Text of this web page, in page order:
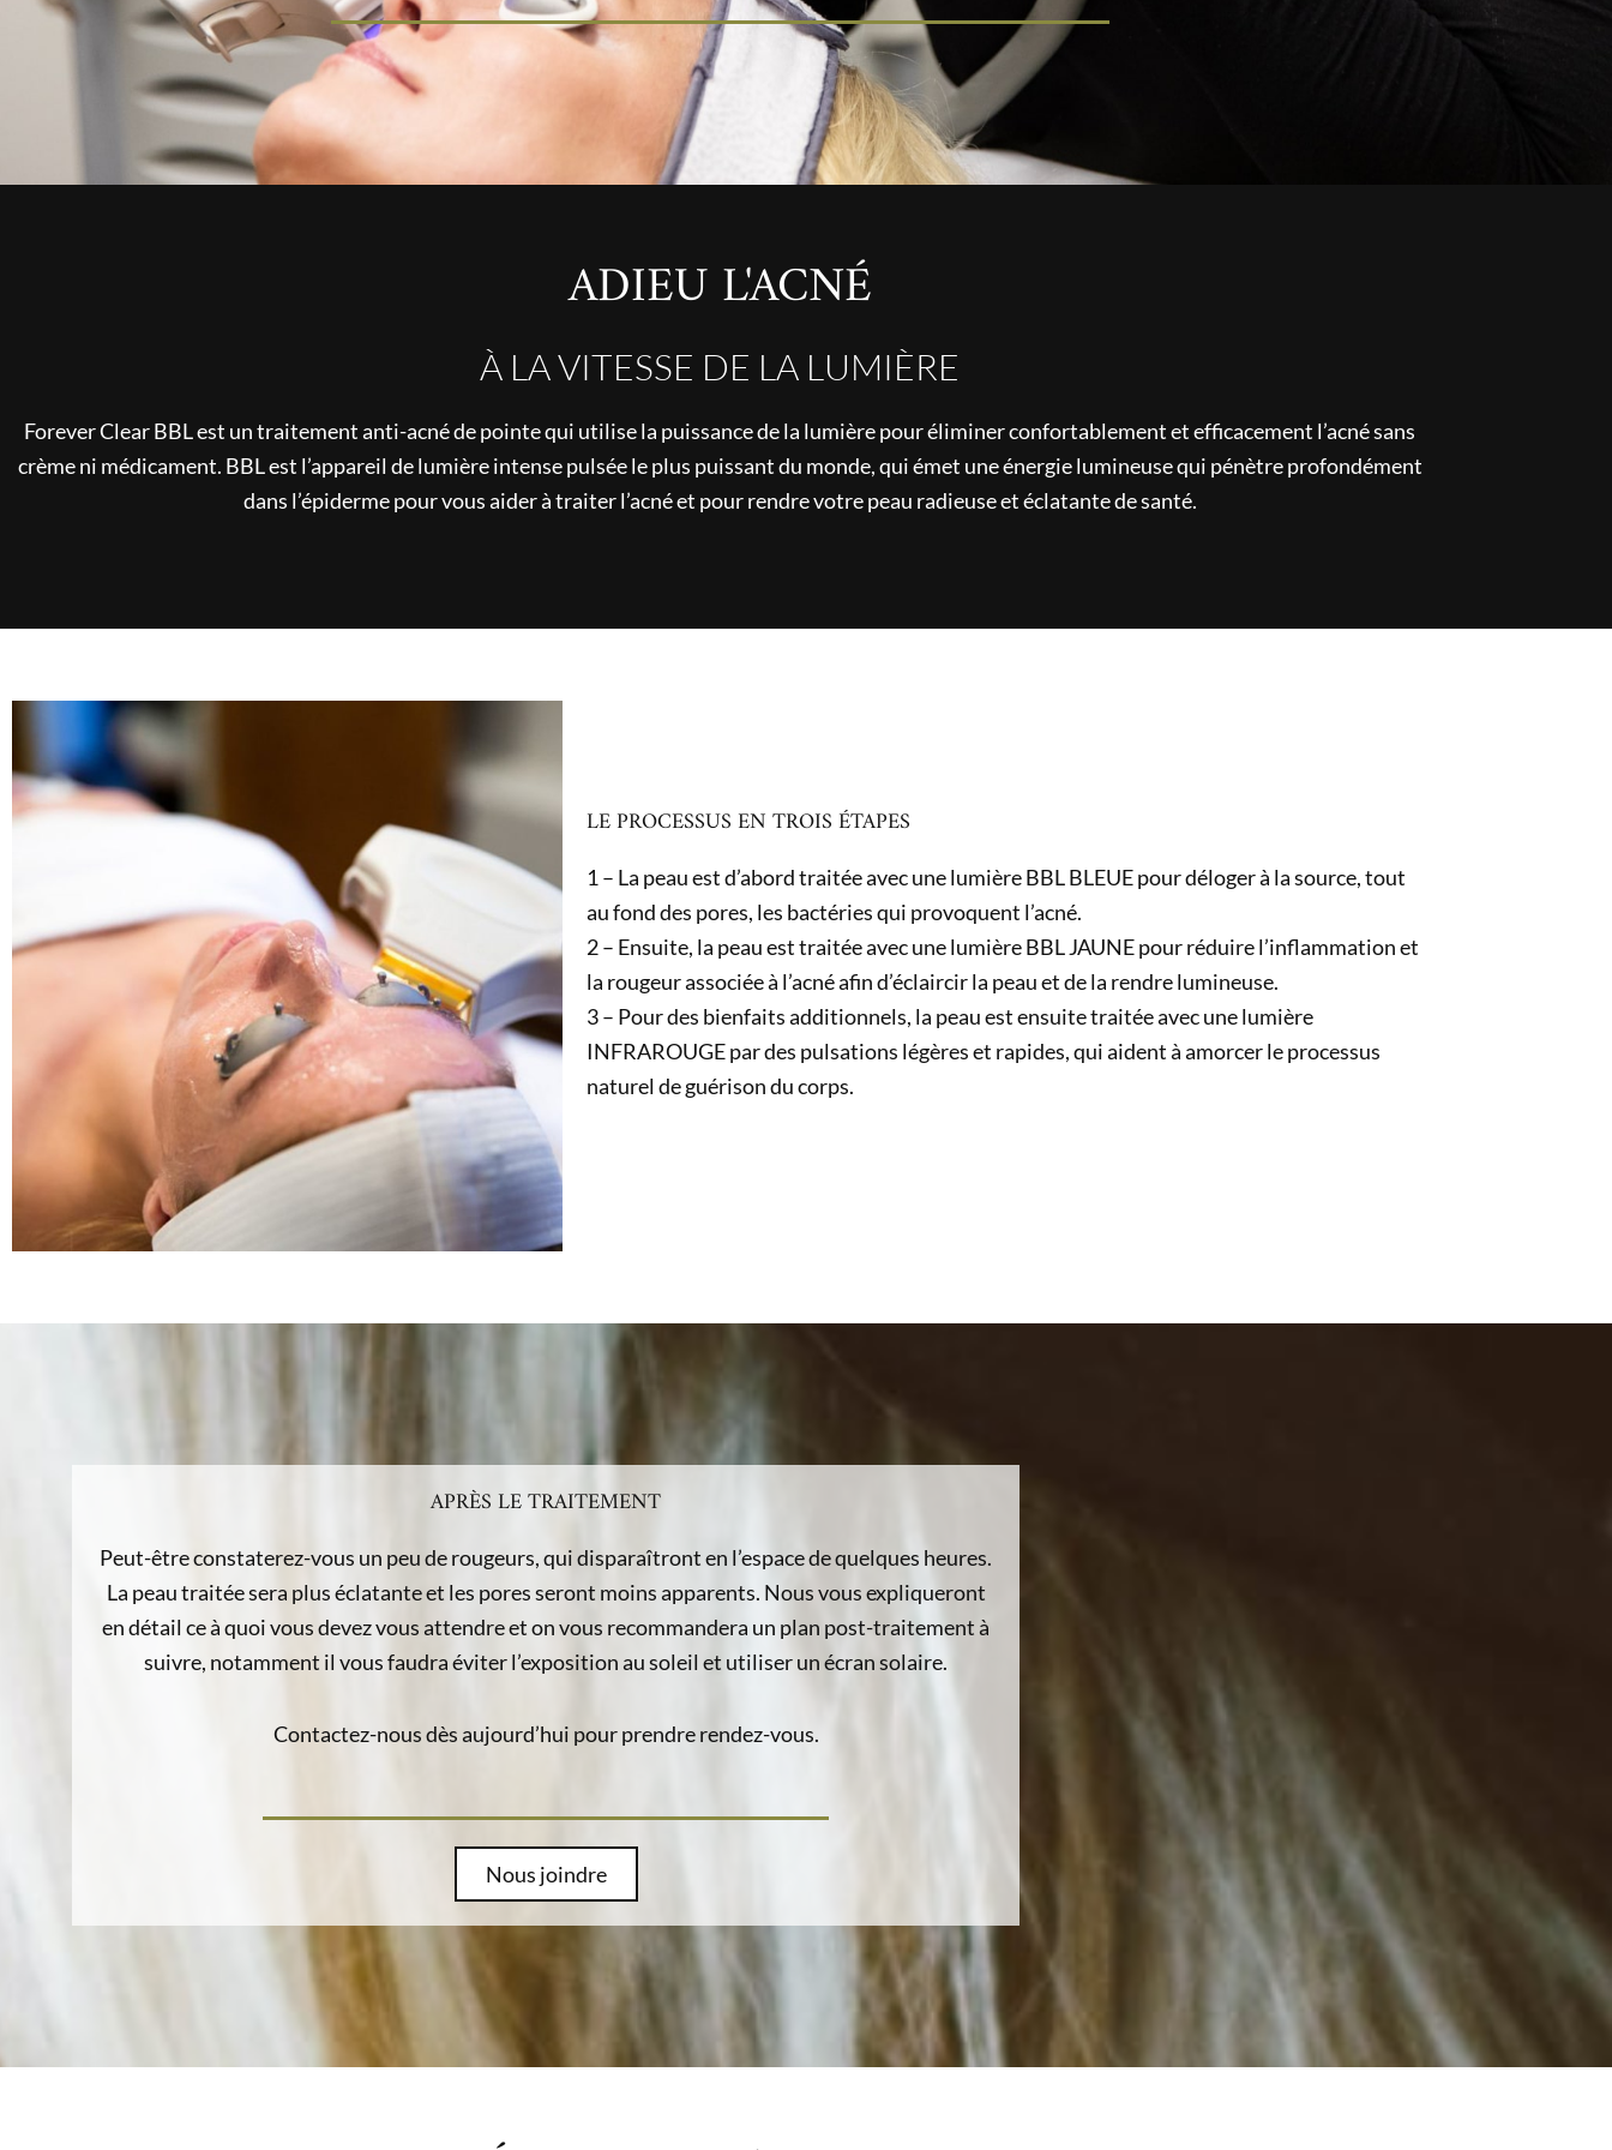
ADIEU L'ACNÉ
À LA VITESSE DE LA LUMIÈRE
Forever Clear BBL est un traitement anti-acné de pointe qui utilise la puissance de la lumière pour éliminer confortablement et efficacement l’acné sans
crème ni médicament. BBL est l’appareil de lumière intense pulsée le plus puissant du monde, qui émet une énergie lumineuse qui pénètre profondément
dans l’épiderme pour vous aider à traiter l’acné et pour rendre votre peau radieuse et éclatante de santé.
LE PROCESSUS EN TROIS ÉTAPES
1 – La peau est d’abord traitée avec une lumière BBL BLEUE pour déloger à la source, tout
au fond des pores, les bactéries qui provoquent l’acné.
2 – Ensuite, la peau est traitée avec une lumière BBL JAUNE pour réduire l’inflammation et
la rougeur associée à l’acné afin d’éclaircir la peau et de la rendre lumineuse.
3 – Pour des bienfaits additionnels, la peau est ensuite traitée avec une lumière
INFRAROUGE par des pulsations légères et rapides, qui aident à amorcer le processus
naturel de guérison du corps.
APRÈS LE TRAITEMENT
Peut-être constaterez-vous un peu de rougeurs, qui disparaîtront en l’espace de quelques heures.
La peau traitée sera plus éclatante et les pores seront moins apparents. Nous vous expliqueront
en détail ce à quoi vous devez vous attendre et on vous recommandera un plan post-traitement à
suivre, notamment il vous faudra éviter l’exposition au soleil et utiliser un écran solaire.
Contactez-nous dès aujourd’hui pour prendre rendez-vous.
Nous joindre